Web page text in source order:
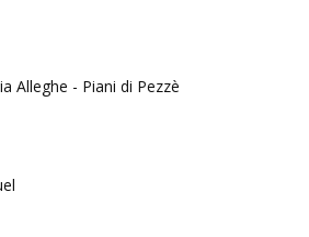
Alleghe - Piani di Pezzè